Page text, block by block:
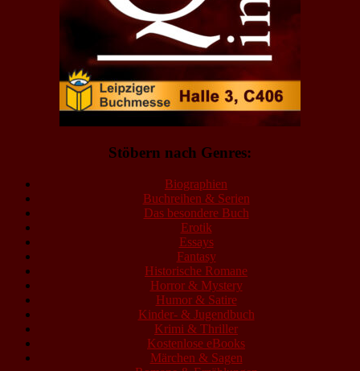
Stöbern nach Genres:
Biographien
Buchreihen & Serien
Das besondere Buch
Erotik
Essays
Fantasy
Historische Romane
Horror & Mystery
Humor & Satire
Kinder- & Jugendbuch
Krimi & Thriller
Kostenlose eBooks
Märchen & Sagen